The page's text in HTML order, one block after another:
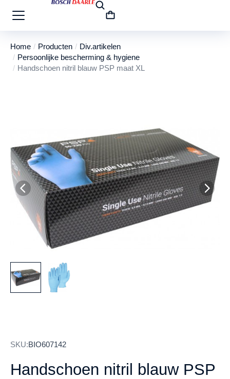
Je bent hier:
Home Producten
Div.artikelen
Persoonlijke bescherming & hygiene
Handschoen nitril blauw PSP maat XL
SKU:BIO607142
Handschoen nitril blauw PSP